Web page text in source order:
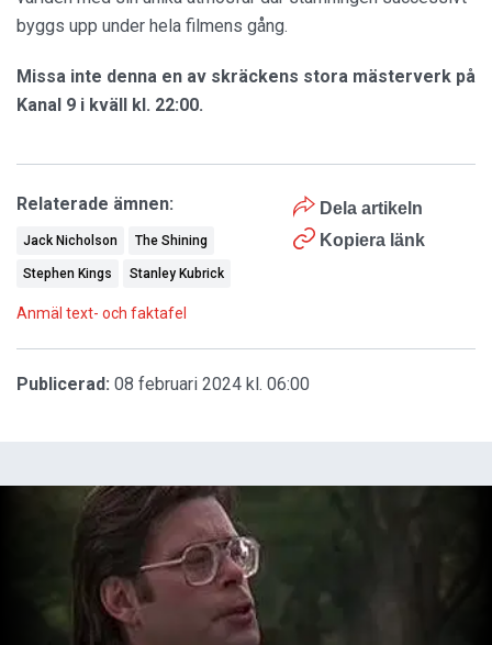
byggs upp under hela filmens gång.
Missa inte denna en av skräckens stora mästerverk på
Kanal 9 i kväll kl. 22:00.
Dela artikeln
Kopiera länk
Relaterade ämnen:
Jack Nicholson The Shining
Stephen Kings Stanley Kubrick
Anmäl text- och faktafel
Publicerad: 08 februari 2024 kl. 06:00